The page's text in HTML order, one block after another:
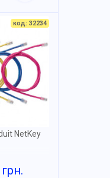
код: 32234
NetKey